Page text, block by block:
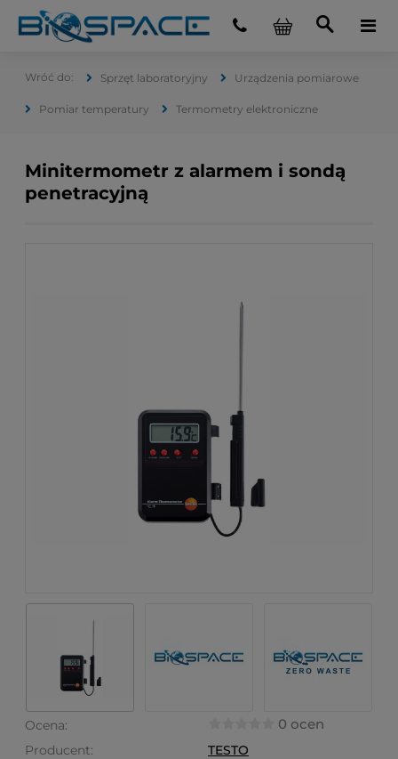
Sprzęt laboratoryjny Urządzenia pomiarowe
Pomiar temperatury Termometry elektroniczne
Minitermometr z alarmem i sondą
penetracyjną
Ocena: 0 ocen
Producent:
TESTO